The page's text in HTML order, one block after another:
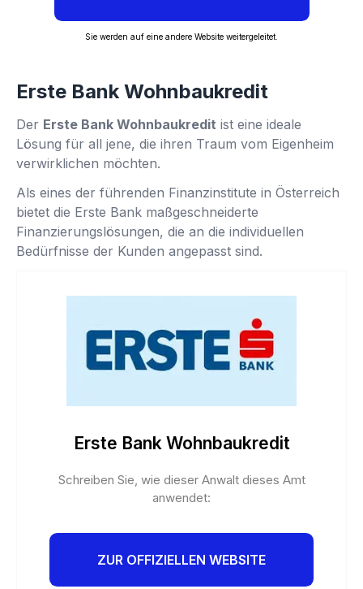
Sie werden auf eine andere Website weitergeleitet.
Erste Bank Wohnbaukredit
Der Erste Bank Wohnbaukredit ist eine ideale
Lösung für all jene, die ihren Traum vom Eigenheim
verwirklichen möchten.
Als eines der führenden Finanzinstitute in Österreich
bietet die Erste Bank maßgeschneiderte
Finanzierungslösungen, die an die individuellen
Bedürfnisse der Kunden angepasst sind.
Erste Bank Wohnbaukredit
Schreiben Sie, wie dieser Anwalt dieses Amt
anwendet:
ZUR OFFIZIELLEN WEBSITE